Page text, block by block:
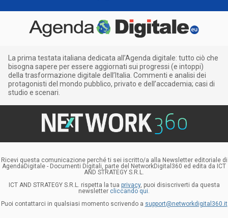
La prima testata italiana dedicata all’Agenda digitale: tutto ciò che
bisogna sapere per essere aggiornati sui progressi (e intoppi)
della trasformazione digitale dell’Italia. Commenti e analisi dei
protagonisti del mondo pubblico, privato e dell’accademia; casi di
studio e scenari.
Ricevi questa comunicazione perché ti sei iscritto/a alla Newsletter editoriale di
AgendaDigitale - Documenti Digitali, parte del NetworkDigital360 ed edita da ICT
AND STRATEGY S.R.L.
ICT AND STRATEGY S.R.L. rispetta la tua privacy, puoi disiscriverti da questa
newsletter cliccando qui.
Puoi contattarci in qualsiasi momento scrivendo a support@networkdigital360.it